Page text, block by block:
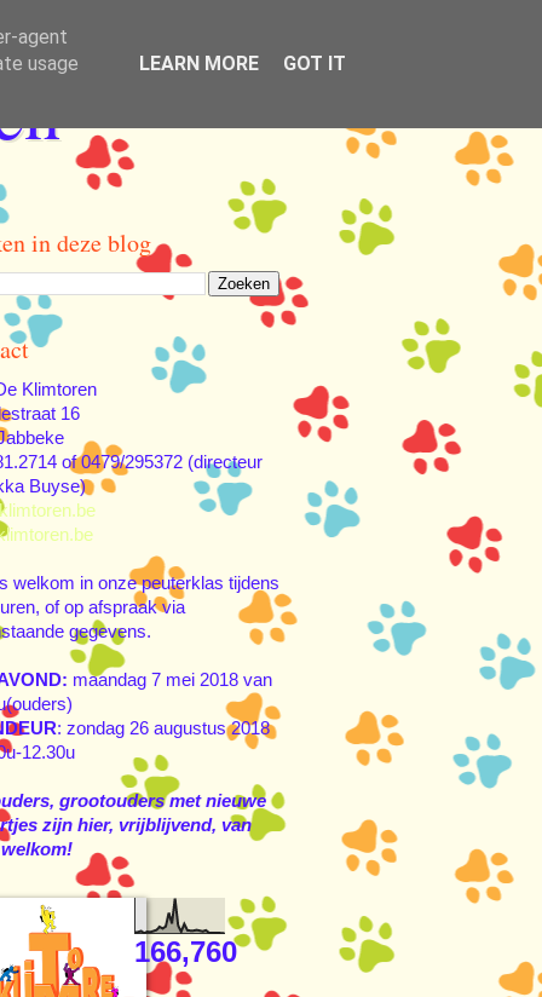
in deze blog
Klimtoren
16
of 0479/295372 (directeur
Buyse)
welkom in onze peuterklas tijdens
of op afspraak via
gegevens.
maandag 7 mei 2018 van
: zondag 26 augustus 2018
12.30u
grootouders met nieuwe
zijn hier, vrijblijvend, van
166,760
agent
usage
LEARN MORE GOT IT